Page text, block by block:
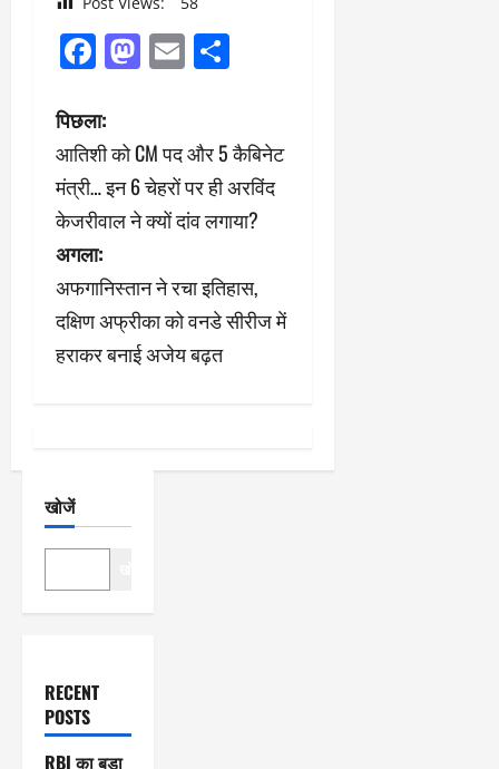
Facebook
Mastodon
Email
पो
स्ट
ने
वि
गे
श
पिछला:
आतिशी को CM पद और 5 कैबिनेट
मंत्री… इन 6 चेहरों पर ही अरविंद
केजरीवाल ने क्यों दांव लगाया?
अगला:
अफगानिस्तान ने रचा इतिहास,
दक्षिण अफ्रीका को वनडे सीरीज में
हराकर बनाई अजेय बढ़त
खोजें
RECENT
POSTS
RBI का बड़ा